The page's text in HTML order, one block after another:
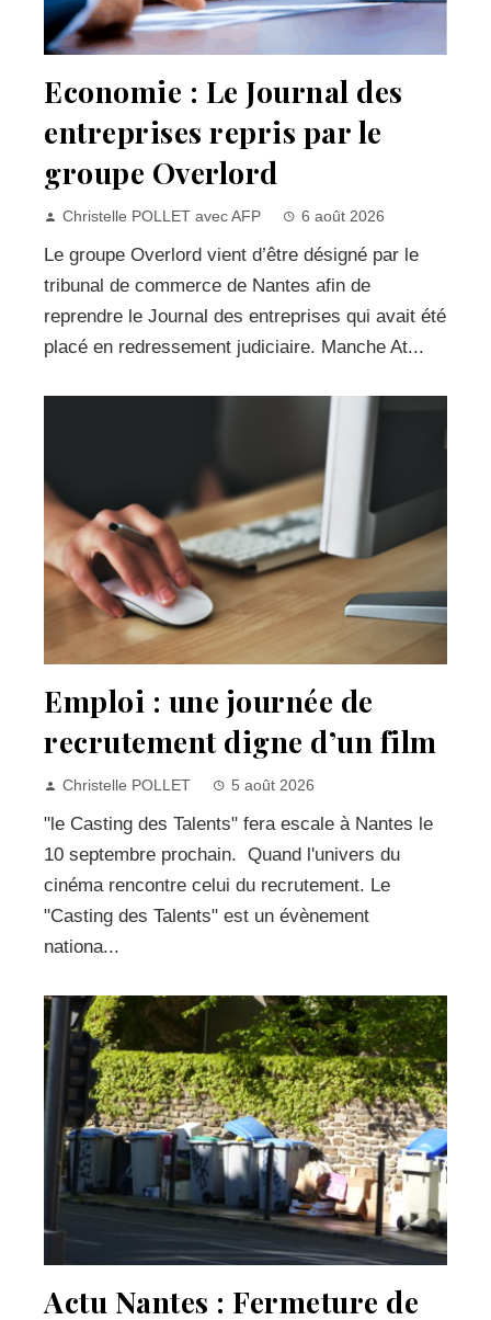
Economie : Le Journal des
entreprises repris par le
groupe Overlord
Christelle POLLET avec AFP 6 août 2026
Le groupe Overlord vient d’être désigné par le
tribunal de commerce de Nantes afin de
reprendre le Journal des entreprises qui avait été
placé en redressement judiciaire. Manche At...
Emploi : une journée de
recrutement digne d’un film
Christelle POLLET 5 août 2026
"le Casting des Talents" fera escale à Nantes le
10 septembre prochain. Quand l'univers du
cinéma rencontre celui du recrutement. Le
"Casting des Talents" est un évènement
nationa...
Actu Nantes : Fermeture de